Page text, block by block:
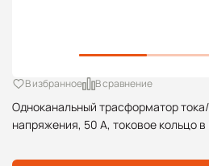
Одноканальный трасформатор
напряжения, 50 А, токовое кольцо
В избранное В сравнение